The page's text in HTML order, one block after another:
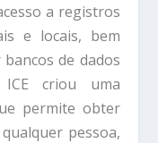
a registros
e locais, bem
de dados
ICE criou uma
permite obter
pessoa,